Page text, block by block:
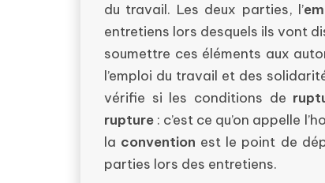
du travail. Les deux parties, l’
entretiens lors desquels ils vont
soumettre ces éléments aux
l’emploi du travail et des
vérifie si les conditions de
rupture : c’est ce qu’on appelle
la convention est le point de
parties lors des entretiens.